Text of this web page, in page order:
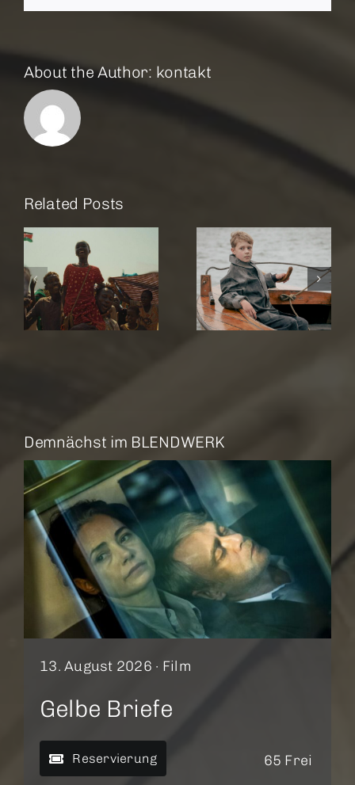
About the Author: kontakt
Related Posts
Amrum Rose
Demnächst im BLENDWERK
13. August 2026 · Film
Gelbe Briefe
Reservierung 65 Frei